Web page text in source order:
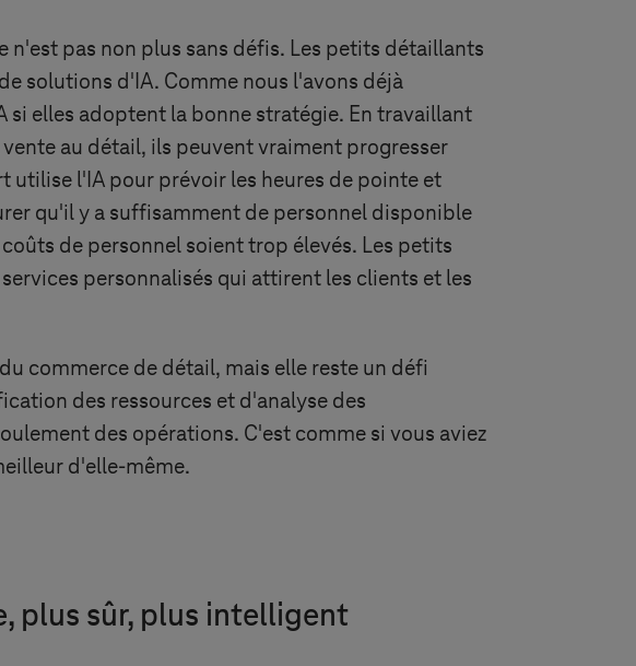
pas non plus sans défis. Les petits détaillants
solutions d'IA. Comme nous l'avons déjà
elles adoptent la bonne stratégie. En travaillant
au détail, ils peuvent vraiment progresser
utilise l'IA pour prévoir les heures de pointe et
qu'il y a suffisamment de personnel disponible
de personnel soient trop élevés. Les petits
personnalisés qui attirent les clients et les
commerce de détail, mais elle reste un défi
des ressources et d'analyse des
des opérations. C'est comme si vous aviez
d'elle-même.
plus sûr, plus intelligent